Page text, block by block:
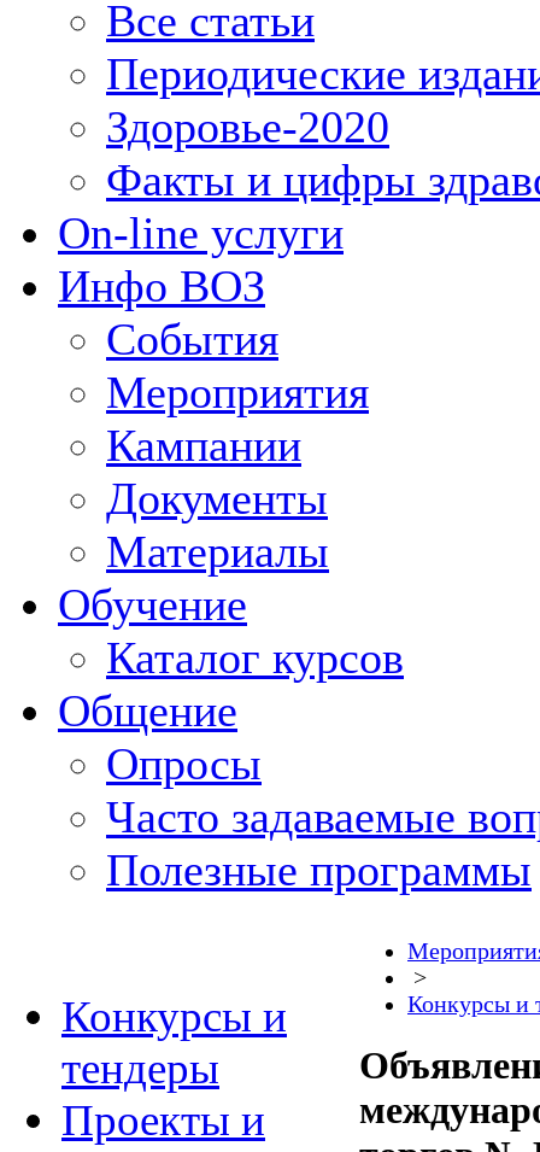
Все статьи
Периодические
Здоровье-2020
Факты и цифры
On-line услуги
Инфо ВОЗ
События
Мероприятия
Кампании
Документы
Материалы
Обучение
Каталог курсов
Общение
Опросы
Часто задаваемые
Полезные программы
Конкурсы и
тендеры
Проекты и
>
Конкурсы и